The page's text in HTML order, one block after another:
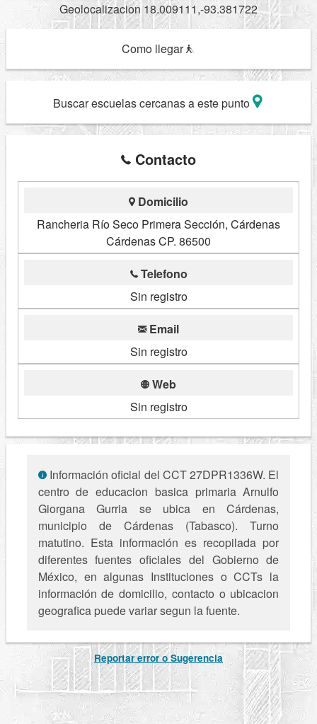
Geolocalizacion 18.009111,-93.381722
Como llegar
Buscar escuelas cercanas a este punto
Contacto
Domicilio
Rancheria Río Seco Primera Sección, Cárdenas
Cárdenas CP. 86500
Telefono
Sin registro
Email
Sin registro
Web
Sin registro
Información oficial del CCT 27DPR1336W. El
centro de educacion basica primaria Arnulfo
Giorgana Gurria se ubica en Cárdenas,
municipio de Cárdenas (Tabasco). Turno
matutino. Esta información es recopilada por
diferentes fuentes oficiales del Gobierno de
México, en algunas Instituciones o CCTs la
información de domicilio, contacto o ubicacion
geografica puede variar segun la fuente.
Reportar error o Sugerencia